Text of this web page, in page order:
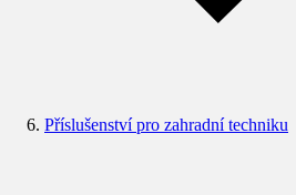
Příslušenství pro zahradní techniku